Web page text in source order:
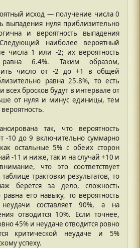
исход — получение числа 0
выпадения нуля приблизительно
и вероятность выпадения
наиболее вероятный
числа 1 или -2; их вероятность
равна 6.4%. Таким образом,
число от -2 до +1 в общей
равна 25.8%, то есть
всех бросков будут в интервале от
от нуля и минус единицы, тем
так, что вероятность
-10 до 9 включительно суммарно
остальные 5% с обеих сторон
-11 и ниже, так и на случай +10 и
что это соответствует
трактовки результатов, то
берётся за дело, сложность
равна его навыку, то вероятность
составляет 90%, а на
отводится 10%. Если точнее,
45% и неудаче отводится ровно
критической неудаче и 5%
успеху.